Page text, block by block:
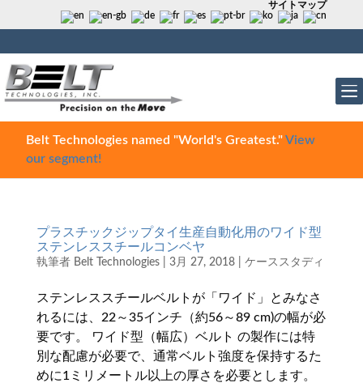
サイトマップ
Belt Technologies named "World's Greatest."View
our segment!
プラスチックジップタイ生産自動化用のワイド型
ステンレススチールコンベヤ
執筆者 Belt Technologies| 3月 27, 2018| ケーススタディ
ステンレススチールベルトが「ワイド」とみなさ
れるには、22～35インチ（約56～89 cm)の幅が必
要です。 ワイド型（幅広）ベルト の製作には特
別な配慮が必要で、通常ベルト強度を保持するた
めに1ミリメートル以上の厚さを必要とします。